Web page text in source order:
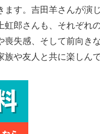
ます。吉田羊さんが演
虹郎さんも、それぞれ
喪失感、そして前向き
族や友人と共に楽しん